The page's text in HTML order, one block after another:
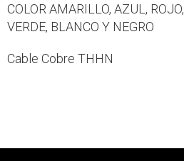
COLOR AMARILLO, AZUL, ROJO,
VERDE, BLANCO Y NEGRO
Cable Cobre THHN